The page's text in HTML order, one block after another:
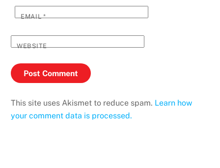
EMAIL*
WEBSITE
This site uses Akismet to reduce spam. Learn how
your comment data is processed.